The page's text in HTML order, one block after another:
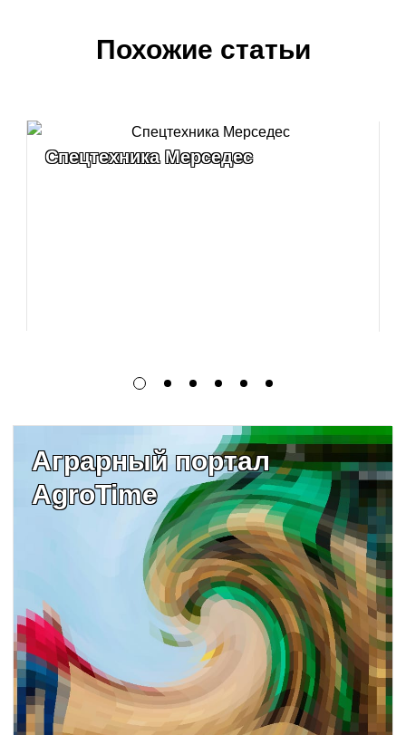
Похожие статьи
Спецтехника Мерседес
Аграрный портал
AgroTime